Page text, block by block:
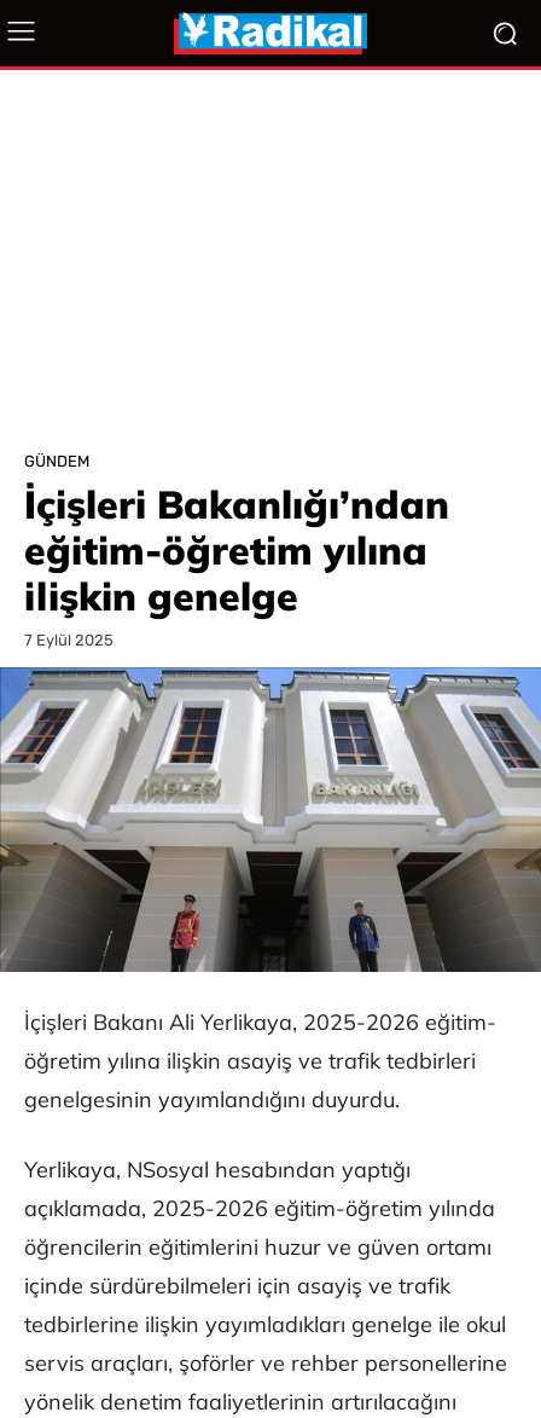
GÜNDEM
İçişleri Bakanlığı’ndan
eğitim-öğretim yılına
ilişkin genelge
7 Eylül 2025
İçişleri Bakanı Ali Yerlikaya, 2025-2026 eğitim-
öğretim yılına ilişkin asayiş ve trafik tedbirleri
genelgesinin yayımlandığını duyurdu.
Yerlikaya, NSosyal hesabından yaptığı
açıklamada, 2025-2026 eğitim-öğretim yılında
öğrencilerin eğitimlerini huzur ve güven ortamı
içinde sürdürebilmeleri için asayiş ve trafik
tedbirlerine ilişkin yayımladıkları genelge ile okul
servis araçları, şoförler ve rehber personellerine
yönelik denetim faaliyetlerinin artırılacağını